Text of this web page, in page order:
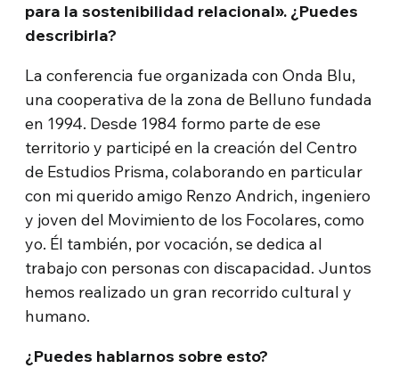
para la sostenibilidad relacional». ¿Puedes
describirla?
La conferencia fue organizada con Onda Blu,
una cooperativa de la zona de Belluno fundada
en 1994. Desde 1984 formo parte de ese
territorio y participé en la creación del Centro
de Estudios Prisma, colaborando en particular
con mi querido amigo Renzo Andrich, ingeniero
y joven del Movimiento de los Focolares, como
yo. Él también, por vocación, se dedica al
trabajo con personas con discapacidad. Juntos
hemos realizado un gran recorrido cultural y
humano.
¿Puedes hablarnos sobre esto?